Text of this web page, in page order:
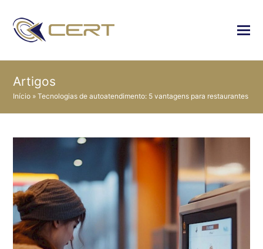
Artigos
Início »Tecnologias de autoatendimento: 5 vantagens para restaurantes